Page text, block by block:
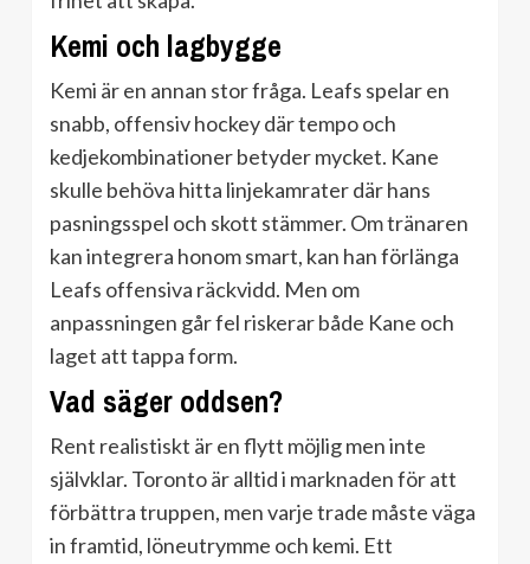
Kemi och lagbygge
Kemi är en annan stor fråga. Leafs spelar en
snabb, offensiv hockey där tempo och
kedjekombinationer betyder mycket. Kane
skulle behöva hitta linjekamrater där hans
pasningsspel och skott stämmer. Om tränaren
kan integrera honom smart, kan han förlänga
Leafs offensiva räckvidd. Men om
anpassningen går fel riskerar både Kane och
laget att tappa form.
Vad säger oddsen?
Rent realistiskt är en flytt möjlig men inte
självklar. Toronto är alltid i marknaden för att
förbättra truppen, men varje trade måste väga
in framtid, löneutrymme och kemi. Ett